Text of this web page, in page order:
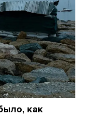
как